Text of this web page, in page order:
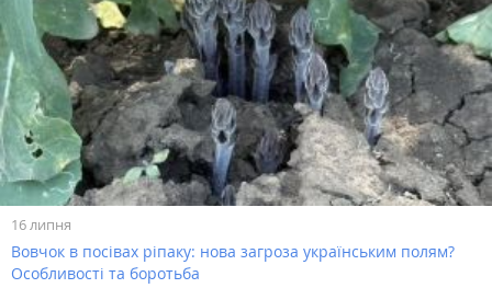
16 липня
Вовчок в посівах ріпаку: нова загроза українським полям?
Особливості та боротьба